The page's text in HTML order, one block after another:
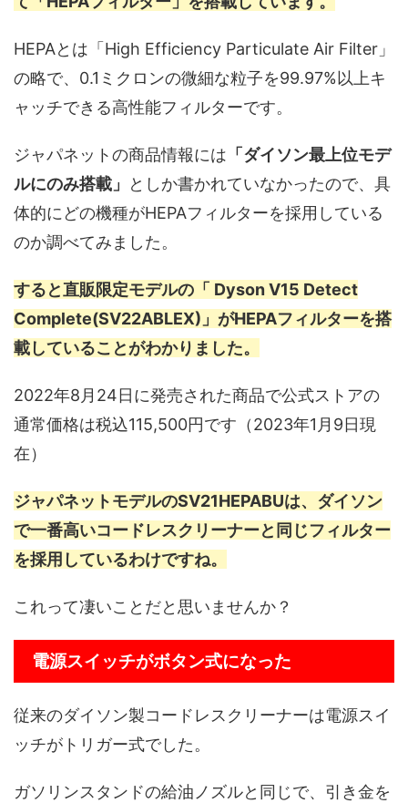
HEPAとは「High Efficiency Particulate Air Filter」
の略で、0.1ミクロンの微細な粒子を99.97%以上キ
ャッチできる高性能フィルターです。
ジャパネットの商品情報には 「ダイソン最上位モデ
ルにのみ搭載」
としか書かれていなかったので、具
体的にどの機種がHEPAフィルターを採用している
のか調べてみました。
すると直販限定モデルの「 Dyson V15 Detect
Complete(SV22ABLEX)」がHEPAフィルターを搭
載していることがわかりました。
2022年8月24日に発売された商品で公式ストアの
通常価格は税込115,500円です（2023年1月9日現
在）
ジャパネットモデルのSV21HEPABUは、ダイソン
で一番高いコードレスクリーナーと同じフィルター
を採用しているわけですね。
これって凄いことだと思いませんか？
電源スイッチがボタン式になった
従来のダイソン製コードレスクリーナーは電源スイ
ッチがトリガー式でした。
ガソリンスタンドの給油ノズルと同じで、引き金を